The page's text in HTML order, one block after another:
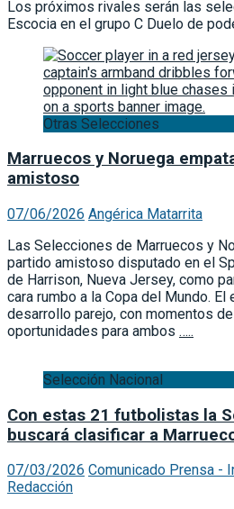
Los próximos rivales serán las
Escocia en el grupo C Duelo de
Otras Selecciones
Marruecos y Noruega
amistoso
07/06/2026 Angérica Matarrita
Las Selecciones de Marruecos y
partido amistoso disputado en el
de Harrison, Nueva Jersey, como
cara rumbo a la Copa del Mundo. El
desarrollo parejo, con momentos
oportunidades para ambos …..
Selección Nacional
Con estas 21 futbolistas la
buscará clasificar a
07/03/2026 Comunicado Prensa -
Redacción